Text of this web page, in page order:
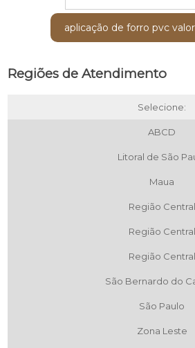
aplicação de forro pvc
Regiões de Atendimento
Selecione:
ABCD
Litoral de São
Maua
Região Central
Região Central
Região Central
São Bernardo do
São Paulo
Zona Leste